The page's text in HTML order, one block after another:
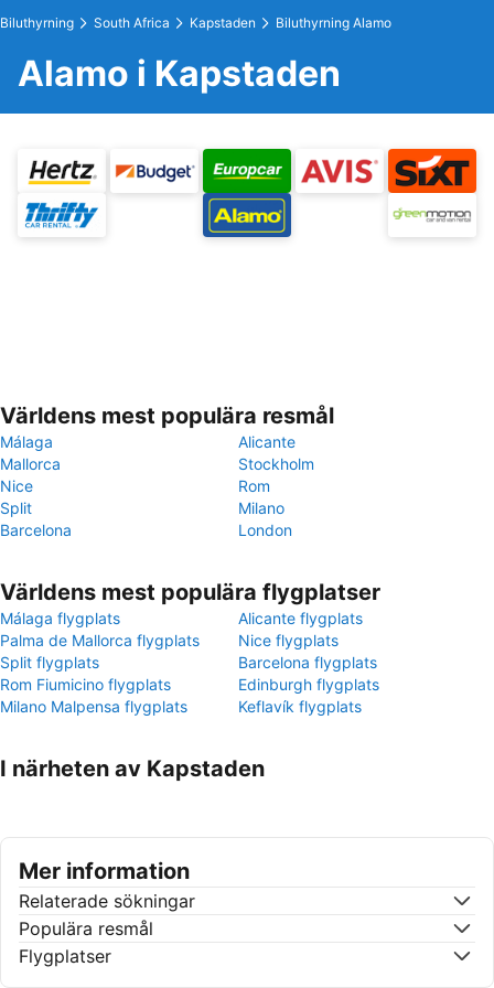
Biluthyrning South Africa Kapstaden Biluthyrning Alamo
Alamo i Kapstaden
Världens mest populära resmål
Málaga
Alicante
Mallorca
Stockholm
Nice
Rom
Split
Milano
Barcelona
London
Världens mest populära flygplatser
Málaga flygplats
Alicante flygplats
Palma de Mallorca flygplats
Nice flygplats
Split flygplats
Barcelona flygplats
Rom Fiumicino flygplats
Edinburgh flygplats
Milano Malpensa flygplats
Keflavík flygplats
I närheten av Kapstaden
Mer information
Relaterade sökningar
Populära resmål
Flygplatser